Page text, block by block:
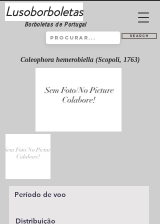
Lusoborboletas
Borboletas de Portugal
Search
Coleophora hemerobiella (Scopoli, 1763)
Período de voo
Distribuição